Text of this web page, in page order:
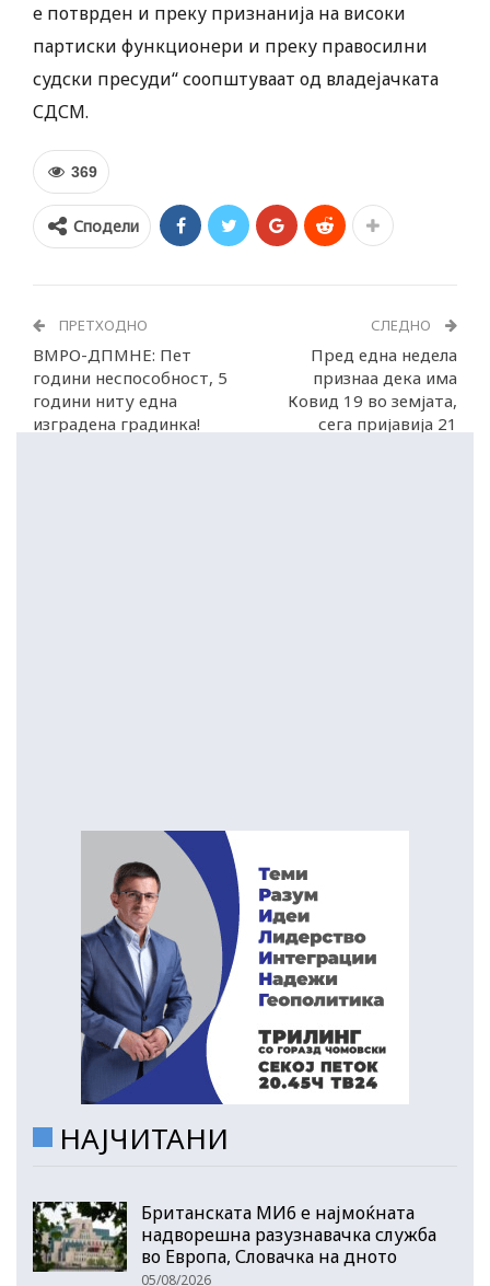
е потврден и преку признанија на високи
партиски функционери и преку правосилни
судски пресуди“ соопштуваат од владејачката
СДСМ.
369
Сподели
ПРЕТХОДНО
ВМРО-ДПМНЕ: Пет
години неспособност, 5
години ниту една
изградена градинка!
СЛЕДНО
Пред една недела
признаа дека има
Ковид 19 во земјата,
сега пријавија 21
НАЈЧИТАНИ
Британската МИ6 е најмоќната
надворешна разузнавачка служба
во Европа, Словачка на дното
05/08/2026